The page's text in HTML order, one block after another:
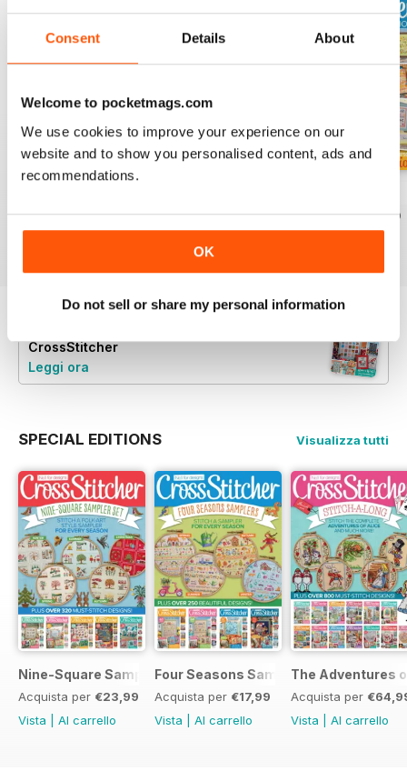
Consent Details About
Welcome to pocketmags.com
We use cookies to improve your experience on our
website and to show you personalised content, ads and
recommendations.
OK
Do not sell or share my personal information
Acquista per€7,99
Acquista per€7,99
Acquista per€7,99
CrossStitcher
Leggi ora
SPECIAL EDITIONS Visualizza tutti
Nine-Square Sampler Set
Acquista per €23,99
Vista
Al carrello
Four Seasons Samplers
Acquista per €17,99
Vista
Al carrello
The Adventures
Acquista per
Vista
Al carrello